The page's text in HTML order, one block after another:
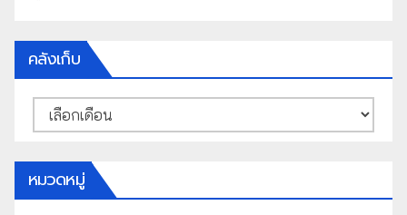
คลังเก็บ
คลัง
เก็บ
หมวดหมู่